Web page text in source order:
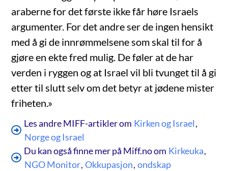
araberne for det første ikke får høre Israels
argumenter. For det andre ser de ingen hensikt
med å gi de innrømmelsene som skal til for å
gjøre en ekte fred mulig. De føler at de har
verden i ryggen og at Israel vil bli tvunget til å gi
etter til slutt selv om det betyr at jødene mister
friheten.»
Les andre MIFF-artikler om Kirken og Israel,
Norge og Israel
Du kan også finne mer på Miff.no om Kirkeuka,
NGO Monitor, Okkupasjon, ondskap